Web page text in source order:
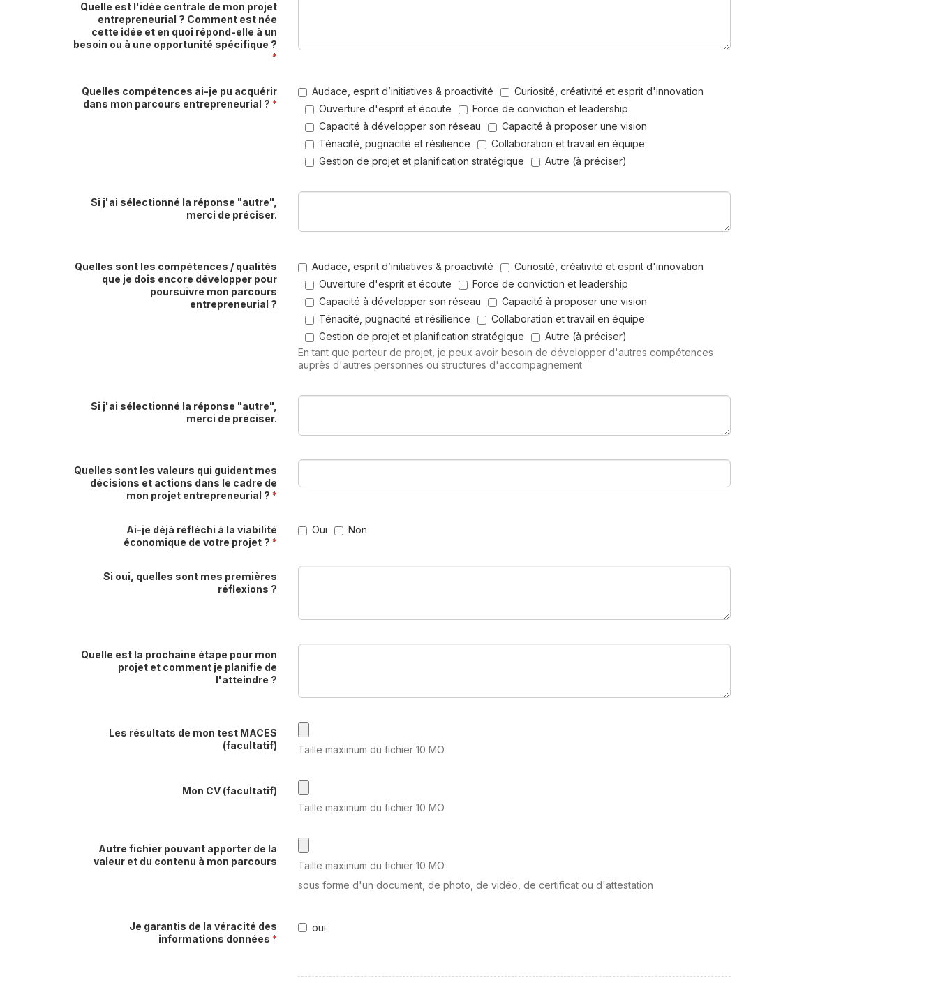
Quelle est l'idée centrale de mon projet
entrepreneurial ? Comment est née
cette idée et en quoi répond-elle à un
besoin ou à une opportunité spécifique ?
*
Quelles compétences ai-je pu acquérir
dans mon parcours entrepreneurial ? *
Audace, esprit d’initiatives & proactivité
Curiosité, créativité et esprit d'innovation
Ouverture d'esprit et écoute
Force de conviction et leadership
Capacité à développer son réseau
Capacité à proposer une vision
Ténacité, pugnacité et résilience
Collaboration et travail en équipe
Gestion de projet et planification stratégique
Autre (à préciser)
Si j'ai sélectionné la réponse "autre",
merci de préciser.
Quelles sont les compétences / qualités
que je dois encore développer pour
poursuivre mon parcours
entrepreneurial ?
Audace, esprit d’initiatives & proactivité
Curiosité, créativité et esprit d'innovation
Ouverture d'esprit et écoute
Force de conviction et leadership
Capacité à développer son réseau
Capacité à proposer une vision
Ténacité, pugnacité et résilience
Collaboration et travail en équipe
Gestion de projet et planification stratégique
Autre (à préciser)
En tant que porteur de projet, je peux avoir besoin de développer d'autres compétences
auprès d'autres personnes ou structures d'accompagnement
Si j'ai sélectionné la réponse "autre",
merci de préciser.
Quelles sont les valeurs qui guident mes
décisions et actions dans le cadre de
mon projet entrepreneurial ? *
Ai-je déjà réfléchi à la viabilité
économique de votre projet ? *
Oui Non
Si oui, quelles sont mes premières
réflexions ?
Quelle est la prochaine étape pour mon
projet et comment je planifie de
l'atteindre ?
Les résultats de mon test MACES
(facultatif)
Taille maximum du fichier 10 MO
Mon CV (facultatif)
Taille maximum du fichier 10 MO
Autre fichier pouvant apporter de la
valeur et du contenu à mon parcours
Taille maximum du fichier 10 MO
sous forme d'un document, de photo, de vidéo, de certificat ou d'attestation
Je garantis de la véracité des
informations données *
oui